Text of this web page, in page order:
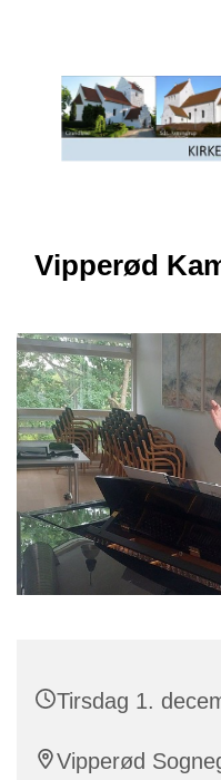
Vipperød
Tirsdag 1.
Vipperød